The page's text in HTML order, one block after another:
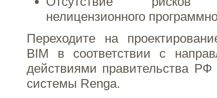
нелицензионного
Переходите на
BIM в соответствии с
действиями правительства
системы Renga.